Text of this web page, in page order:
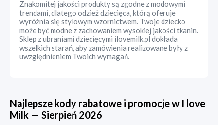
Znakomitej jakości produkty są zgodne z modowymi
trendami, dlatego odzież dziecięca, którą oferuje
wyróżnia się stylowym wzornictwem. Twoje dziecko
może być modne z zachowaniem wysokiej jakości tkanin.
Sklep z ubraniami dziecięcymi ilovemilk.pl dokłada
wszelkich starań, aby zamówienia realizowane były z
uwzględnieniem Twoich wymagań.
Najlepsze kody rabatowe i promocje w I love
Milk — Sierpień 2026